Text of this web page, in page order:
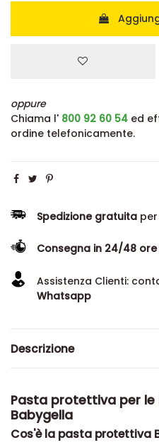
oppure
Chiama l' 800 92 60 54 ed
ordine telefonicamente.
Spedizione gratuita
Consegna in 24/48 ore
Assistenza Clienti:
Whatsapp
Descrizione
Pasta protettiva per
Babygella
Cos'è la pasta protettiva